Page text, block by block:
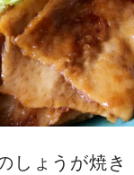
しょうが焼き